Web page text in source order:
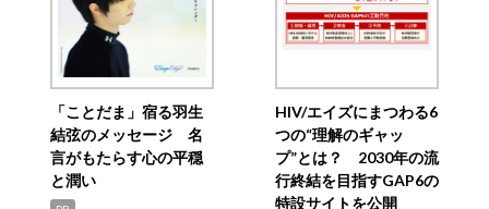
「ことだま」宿る羽生
結弦のメッセージ 名
言がもたらす心の平穏
と潤い
HIV/エイズにまつわる6
つの“理解のギャッ
プ”とは？ 2030年の流
行終結を目指すGAP6の
特設サイトを公開